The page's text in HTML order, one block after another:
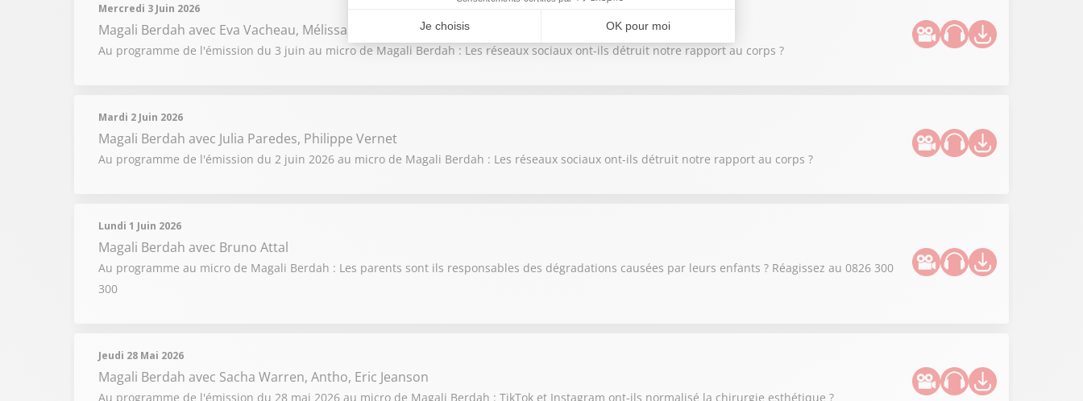
Mercredi 3 Juin 2026
Magali Berdah avec Eva Vacheau, Mélissa
Au programme de l'émission du 3 juin au micro de Magali Berdah : Les réseaux sociaux ont-ils détruit notre rapport au corps ?
Mardi 2 Juin 2026
Magali Berdah avec Julia Paredes, Philippe Vernet
Au programme de l'émission du 2 juin 2026 au micro de Magali Berdah : Les réseaux sociaux ont-ils détruit notre rapport au corps ?
Lundi 1 Juin 2026
Magali Berdah avec Bruno Attal
Au programme au micro de Magali Berdah : Les parents sont ils responsables des dégradations causées par leurs enfants ? Réagissez au 0826 300
300
Jeudi 28 Mai 2026
Magali Berdah avec Sacha Warren, Antho, Eric Jeanson
Au programme de l'émission du 28 mai 2026 au micro de Magali Berdah : TikTok et Instagram ont-ils normalisé la chirurgie esthétique ?